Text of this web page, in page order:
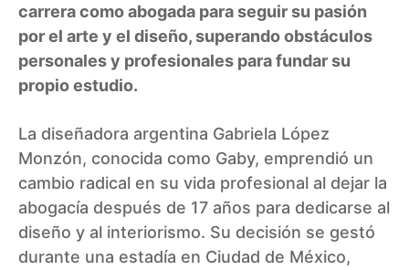
carrera como abogada para seguir su pasión
por el arte y el diseño, superando obstáculos
personales y profesionales para fundar su
propio estudio.
La diseñadora argentina Gabriela López
Monzón, conocida como Gaby, emprendió un
cambio radical en su vida profesional al dejar la
abogacía después de 17 años para dedicarse al
diseño y al interiorismo. Su decisión se gestó
durante una estadía en Ciudad de México,